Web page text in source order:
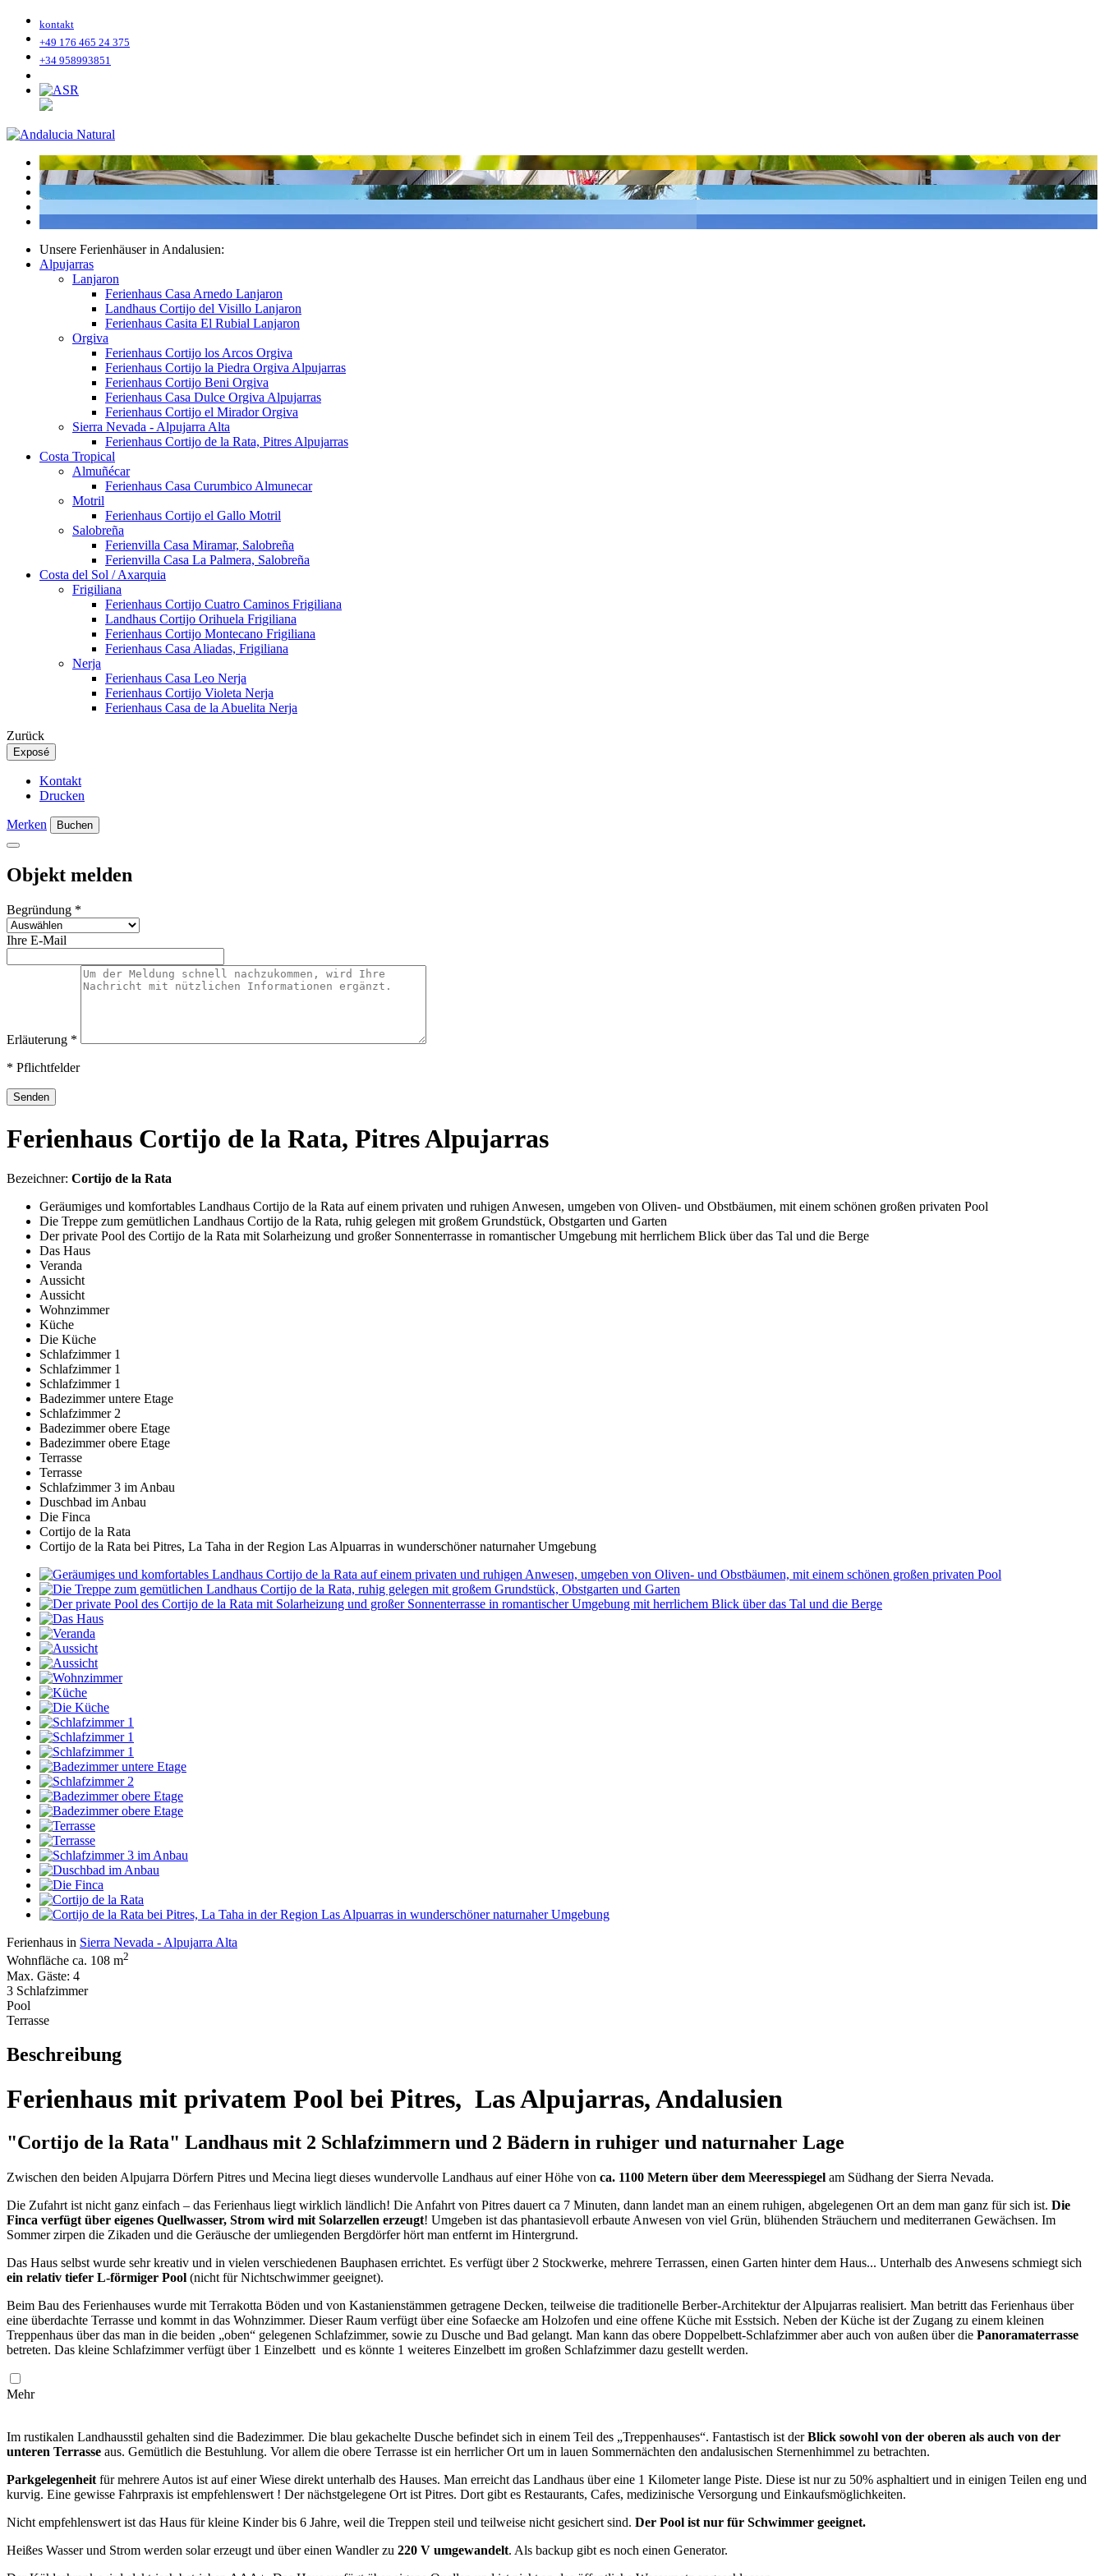
kontakt
+49 176 465 24 375
+34 958993851
Unsere Ferienhäuser in Andalusien:
Alpujarras
Lanjaron
Ferienhaus Casa Arnedo Lanjaron
Landhaus Cortijo del Visillo Lanjaron
Ferienhaus Casita El Rubial Lanjaron
Orgiva
Ferienhaus Cortijo los Arcos Orgiva
Ferienhaus Cortijo la Piedra Orgiva Alpujarras
Ferienhaus Cortijo Beni Orgiva
Ferienhaus Casa Dulce Orgiva Alpujarras
Ferienhaus Cortijo el Mirador Orgiva
Sierra Nevada - Alpujarra Alta
Ferienhaus Cortijo de la Rata, Pitres Alpujarras
Costa Tropical
Almuñécar
Ferienhaus Casa Curumbico Almunecar
Motril
Ferienhaus Cortijo el Gallo Motril
Salobreña
Ferienvilla Casa Miramar, Salobreña
Ferienvilla Casa La Palmera, Salobreña
Costa del Sol / Axarquia
Frigiliana
Ferienhaus Cortijo Cuatro Caminos Frigiliana
Landhaus Cortijo Orihuela Frigiliana
Ferienhaus Cortijo Montecano Frigiliana
Ferienhaus Casa Aliadas, Frigiliana
Nerja
Ferienhaus Casa Leo Nerja
Ferienhaus Cortijo Violeta Nerja
Ferienhaus Casa de la Abuelita Nerja
Zurück
Exposé
Kontakt
Drucken
Merken Buchen
Objekt melden
Begründung *
Ihre E-Mail
Erläuterung *
* Pflichtfelder
Senden
Ferienhaus Cortijo de la Rata, Pitres Alpujarras
Bezeichner: Cortijo de la Rata
Geräumiges und komfortables Landhaus Cortijo de la Rata auf einem privaten und ruhigen Anwesen, umgeben von Oliven- und Obstbäumen, mit einem schönen großen privaten Pool
Die Treppe zum gemütlichen Landhaus Cortijo de la Rata, ruhig gelegen mit großem Grundstück, Obstgarten und Garten
Der private Pool des Cortijo de la Rata mit Solarheizung und großer Sonnenterrasse in romantischer Umgebung mit herrlichem Blick über das Tal und die Berge
Das Haus
Veranda
Aussicht
Aussicht
Wohnzimmer
Küche
Die Küche
Schlafzimmer 1
Schlafzimmer 1
Schlafzimmer 1
Badezimmer untere Etage
Schlafzimmer 2
Badezimmer obere Etage
Badezimmer obere Etage
Terrasse
Terrasse
Schlafzimmer 3 im Anbau
Duschbad im Anbau
Die Finca
Cortijo de la Rata
Cortijo de la Rata bei Pitres, La Taha in der Region Las Alpuarras in wunderschöner naturnaher Umgebung
Ferienhaus in Sierra Nevada - Alpujarra Alta
Wohnfläche ca. 108 m2
Max. Gäste: 4
3 Schlafzimmer
Pool
Terrasse
Beschreibung
Ferienhaus mit privatem Pool bei Pitres, Las Alpujarras, Andalusien
"Cortijo de la Rata" Landhaus mit 2 Schlafzimmern und 2 Bädern in ruhiger und naturnaher Lage
Zwischen den beiden Alpujarra Dörfern Pitres und Mecina liegt dieses wundervolle Landhaus auf einer Höhe von ca. 1100 Metern über dem Meeresspiegel am Südhang der Sierra Nevada.
Die Zufahrt ist nicht ganz einfach – das Ferienhaus liegt wirklich ländlich! Die Anfahrt von Pitres dauert ca 7 Minuten, dann landet man an einem ruhigen, abgelegenen Ort an dem man ganz für sich ist. Die
Finca verfügt über eigenes Quellwasser, Strom wird mit Solarzellen erzeugt! Umgeben ist das phantasievoll erbaute Anwesen von viel Grün, blühenden Sträuchern und mediterranen Gewächsen. Im
Sommer zirpen die Zikaden und die Geräusche der umliegenden Bergdörfer hört man entfernt im Hintergrund.
Das Haus selbst wurde sehr kreativ und in vielen verschiedenen Bauphasen errichtet. Es verfügt über 2 Stockwerke, mehrere Terrassen, einen Garten hinter dem Haus... Unterhalb des Anwesens schmiegt sich
ein relativ tiefer L-förmiger Pool (nicht für Nichtschwimmer geeignet).
Beim Bau des Ferienhauses wurde mit Terrakotta Böden und von Kastanienstämmen getragene Decken, teilweise die traditionelle Berber-Architektur der Alpujarras realisiert. Man betritt das Ferienhaus über
eine überdachte Terrasse und kommt in das Wohnzimmer. Dieser Raum verfügt über eine Sofaecke am Holzofen und eine offene Küche mit Esstsich. Neben der Küche ist der Zugang zu einem kleinen
Treppenhaus über das man in die beiden „oben“ gelegenen Schlafzimmer, sowie zu Dusche und Bad gelangt. Man kann das obere Doppelbett-Schlafzimmer aber auch von außen über die Panoramaterrasse
betreten. Das kleine Schlafzimmer verfügt über 1 Einzelbett und es könnte 1 weiteres Einzelbett im großen Schlafzimmer dazu gestellt werden.
Mehr
Im rustikalen Landhausstil gehalten sind die Badezimmer. Die blau gekachelte Dusche befindet sich in einem Teil des „Treppenhauses“. Fantastisch ist derBlick sowohl von der oberen als auch von der
unteren Terrasse aus. Gemütlich die Bestuhlung. Vor allem die obere Terrasse ist ein herrlicher Ort um in lauen Sommernächten den andalusischen Sternenhimmel zu betrachten.
Parkgelegenheit für mehrere Autos ist auf einer Wiese direkt unterhalb des Hauses. Man erreicht das Landhaus über eine 1 Kilometer lange Piste. Diese ist nur zu 50% asphaltiert und in einigen Teilen eng und
kurvig. Eine gewisse Fahrpraxis ist empfehlenswert ! Der nächstgelegene Ort ist Pitres. Dort gibt es Restaurants, Cafes, medizinische Versorgung und Einkaufsmöglichkeiten.
Nicht empfehlenswert ist das Haus für kleine Kinder bis 6 Jahre, weil die Treppen steil und teilweise nicht gesichert sind. Der Pool ist nur für Schwimmer geeignet.
Heißes Wasser und Strom werden solar erzeugt und über einen Wandler zu 220 V umgewandelt. Als backup gibt es noch einen Generator.